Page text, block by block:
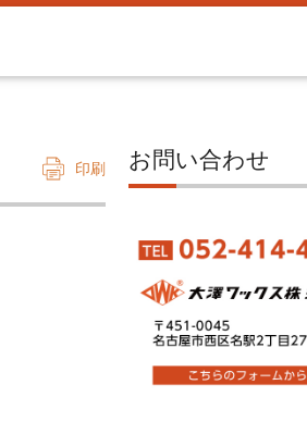
印刷 お問い合わせ